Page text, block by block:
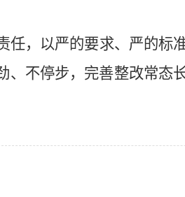
，以严的要求、严的标
不停步，完善整改常态